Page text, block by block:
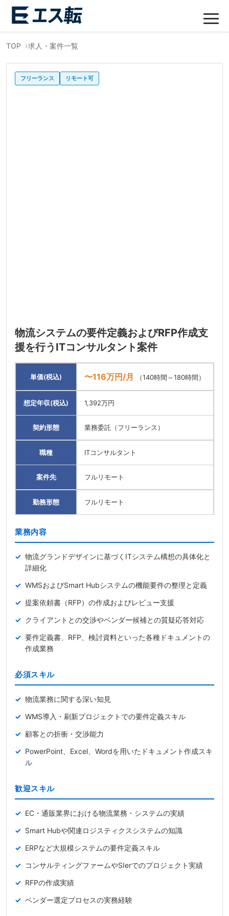
TOP 求人・案件一覧
フリーランス リモート可
物流システムの要件定義およびRFP作成支
援を行うITコンサルタント案件
単価(税込) 〜116万円/月 （140時間～180時間）
想定年収(税込) 1,392万円
契約形態 業務委託（フリーランス）
職種 ITコンサルタント
案件先 フルリモート
勤務形態 フルリモート
業務内容
物流グランドデザインに基づくITシステム構想の具体化と
詳細化
WMSおよびSmart Hubシステムの機能要件の整理と定義
提案依頼書（RFP）の作成およびレビュー支援
クライアントとの交渉やベンダー候補との質疑応答対応
要件定義書、RFP、検討資料といった各種ドキュメントの
作成業務
必須スキル
物流業務に関する深い知見
WMS導入・刷新プロジェクトでの要件定義スキル
顧客との折衝・交渉能力
PowerPoint、Excel、Wordを用いたドキュメント作成スキ
ル
歓迎スキル
EC・通販業界における物流業務・システムの実績
Smart Hubや関連ロジスティクスシステムの知識
ERPなど大規模システムの要件定義スキル
コンサルティングファームやSIerでのプロジェクト実績
RFPの作成実績
ベンダー選定プロセスの実務経験